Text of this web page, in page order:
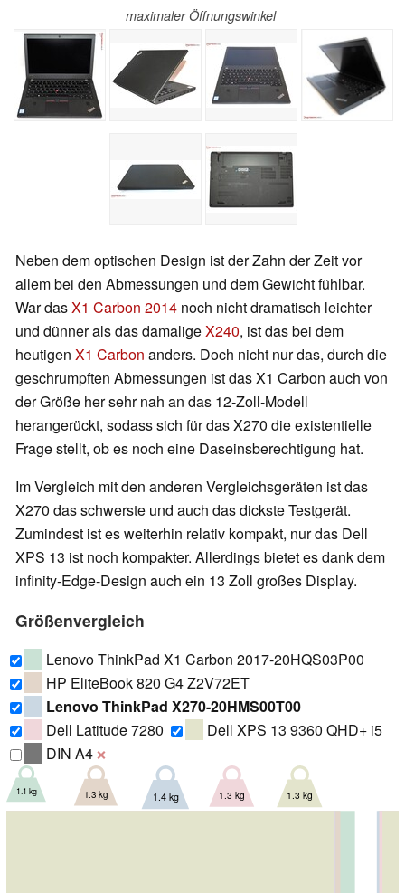
maximaler Öffnungswinkel
Neben dem optischen Design ist der Zahn der Zeit vor
allem bei den Abmessungen und dem Gewicht fühlbar.
War dasX1 Carbon 2014 noch nicht dramatisch leichter
und dünner als das damaligeX240, ist das bei dem
heutigen X1 Carbon anders. Doch nicht nur das, durch die
geschrumpften Abmessungen ist das X1 Carbon auch von
der Größe her sehr nah an das 12-Zoll-Modell
herangerückt, sodass sich für das X270 die existentielle
Frage stellt, ob es noch eine Daseinsberechtigung hat.
Im Vergleich mit den anderen Vergleichsgeräten ist das
X270 das schwerste und auch das dickste Testgerät.
Zumindest ist es weiterhin relativ kompakt, nur das Dell
XPS 13 ist noch kompakter. Allerdings bietet es dank dem
infinity-Edge-Design auch ein 13 Zoll großes Display.
Größenvergleich
Lenovo ThinkPad X1 Carbon 2017-20HQS03P00
HP EliteBook 820 G4 Z2V72ET
Lenovo ThinkPad X270-20HMS00T00
Dell Latitude 7280
Dell XPS 13 9360 QHD+ i5
DIN A4 ❌
1.1 kg 1.3 kg 1.4 kg 1.3 kg 1.3 kg